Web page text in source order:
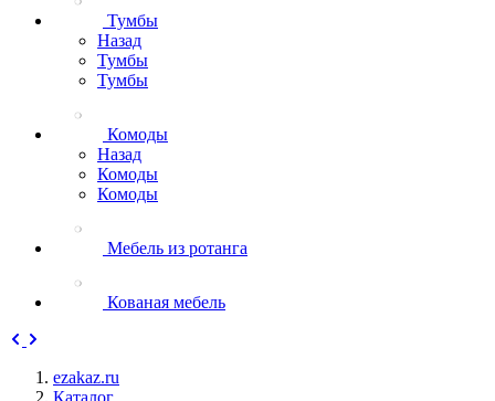
Тумбы
Назад
Тумбы
Тумбы
Комоды
Назад
Комоды
Комоды
Мебель из ротанга
Кованая мебель
ezakaz.ru
Каталог